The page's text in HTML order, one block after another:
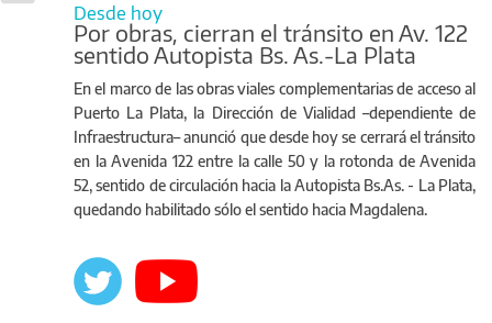
Desde hoy
Por obras, cierran el tránsito en Av. 122
sentido Autopista Bs. As.-La Plata
En el marco de las obras viales complementarias de acceso al
Puerto La Plata, la Dirección de Vialidad –dependiente de
Infraestructura– anunció que desde hoy se cerrará el tránsito
en la Avenida 122 entre la calle 50 y la rotonda de Avenida
52, sentido de circulación hacia la Autopista Bs.As. - La Plata,
quedando habilitado sólo el sentido hacia Magdalena.